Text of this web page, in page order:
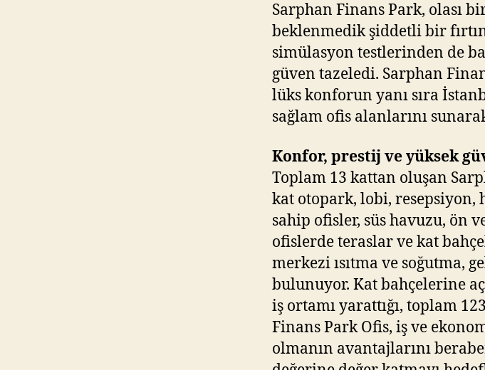
Sarphan Finans Park, olası
beklenmedik şiddetli bir
simülasyon testlerinden de
güven tazeledi. Sarphan
lüks konforun yanı sıra
sağlam ofis alanlarını
Konfor, prestij ve yüksek
Toplam 13 kattan oluşan
kat otopark, lobi,
sahip ofisler, süs havuzu, ön
ofislerde teraslar ve kat
merkezi ısıtma ve soğutma,
bulunuyor. Kat bahçelerine
iş ortamı yarattığı, toplam
Finans Park Ofis, iş ve
olmanın avantajlarını